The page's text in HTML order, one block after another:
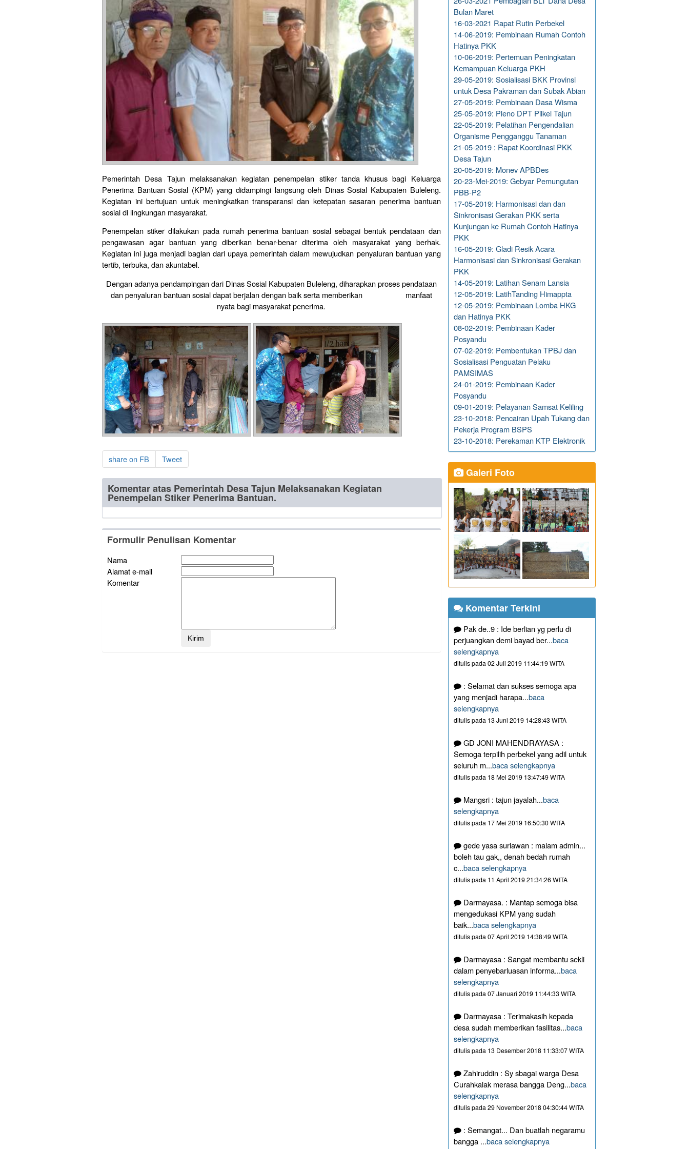
Pemerintah Desa Tajun melaksanakan kegiatan penempelan stiker tanda khusus bagi Keluarga
Penerima Bantuan Sosial (KPM) yang didampingi langsung oleh Dinas Sosial Kabupaten Buleleng.
Kegiatan ini bertujuan untuk meningkatkan transparansi dan ketepatan sasaran penerima bantuan
sosial di lingkungan masyarakat.
Penempelan stiker dilakukan pada rumah penerima bantuan sosial sebagai bentuk pendataan dan
pengawasan agar bantuan yang diberikan benar-benar diterima oleh masyarakat yang berhak.
Kegiatan ini juga menjadi bagian dari upaya pemerintah dalam mewujudkan penyaluran bantuan yang
tertib, terbuka, dan akuntabel.
Dengan adanya pendampingan dari Dinas Sosial Kabupaten Buleleng, diharapkan proses pendataan
dan penyaluran bantuan sosial dapat berjalan dengan baik serta memberikan manfaat
nyata bagi masyarakat penerima.
share on FB Tweet
Komentar atas Pemerintah Desa Tajun Melaksanakan Kegiatan
Penempelan Stiker Penerima Bantuan.
Formulir Penulisan Komentar
Nama
Alamat e-mail
Komentar
Bulan Maret
16-03-2021 Rapat Rutin Perbekel
14-06-2019: Pembinaan Rumah Contoh
Hatinya PKK
10-06-2019: Pertemuan Peningkatan
Kemampuan Keluarga PKH
29-05-2019: Sosialisasi BKK Provinsi
untuk Desa Pakraman dan Subak Abian
27-05-2019: Pembinaan Dasa Wisma
25-05-2019: Pleno DPT Pilkel Tajun
22-05-2019: Pelatihan Pengendalian
Organisme Pengganggu Tanaman
21-05-2019 : Rapat Koordinasi PKK
Desa Tajun
20-05-2019: Monev APBDes
20-23-Mei-2019: Gebyar Pemungutan
PBB-P2
17-05-2019: Harmonisasi dan dan
Sinkronisasi Gerakan PKK serta
Kunjungan ke Rumah Contoh Hatinya
PKK
16-05-2019: Gladi Resik Acara
Harmonisasi dan Sinkronisasi Gerakan
PKK
14-05-2019: Latihan Senam Lansia
12-05-2019: LatihTanding Himappta
12-05-2019: Pembinaan Lomba HKG
dan Hatinya PKK
08-02-2019: Pembinaan Kader
Posyandu
07-02-2019: Pembentukan TPBJ dan
Sosialisasi Penguatan Pelaku
PAMSIMAS
24-01-2019: Pembinaan Kader
Posyandu
09-01-2019: Pelayanan Samsat Keliling
23-10-2018: Pencairan Upah Tukang dan
Pekerja Program BSPS
23-10-2018: Perekaman KTP Elektronik
Galeri Foto
Komentar Terkini
Pak de..9 : Ide berlian yg perlu di
perjuangkan demi bayad ber...baca
selengkapnya
ditulis pada 02 Juli 2019 11:44:19 WITA
: Selamat dan sukses semoga apa
yang menjadi harapa...baca
selengkapnya
ditulis pada 13 Juni 2019 14:28:43 WITA
GD JONI MAHENDRAYASA :
Semoga terpilih perbekel yang adil untuk
seluruh m...baca selengkapnya
ditulis pada 18 Mei 2019 13:47:49 WITA
Mangsri : tajun jayalah...baca
selengkapnya
ditulis pada 17 Mei 2019 16:50:30 WITA
gede yasa suriawan : malam admin...
boleh tau gak,, denah bedah rumah
c...baca selengkapnya
ditulis pada 11 April 2019 21:34:26 WITA
Darmayasa. : Mantap semoga bisa
mengedukasi KPM yang sudah
baik...baca selengkapnya
ditulis pada 07 April 2019 14:38:49 WITA
Darmayasa : Sangat membantu sekli
dalam penyebarluasan informa...baca
selengkapnya
ditulis pada 07 Januari 2019 11:44:33 WITA
Darmayasa : Terimakasih kepada
desa sudah memberikan fasilitas...baca
selengkapnya
ditulis pada 13 Desember 2018 11:33:07 WITA
Zahiruddin : Sy sbagai warga Desa
Curahkalak merasa bangga Deng...baca
selengkapnya
ditulis pada 29 November 2018 04:30:44 WITA
: Semangat... Dan buatlah negaramu
bangga ...baca selengkapnya